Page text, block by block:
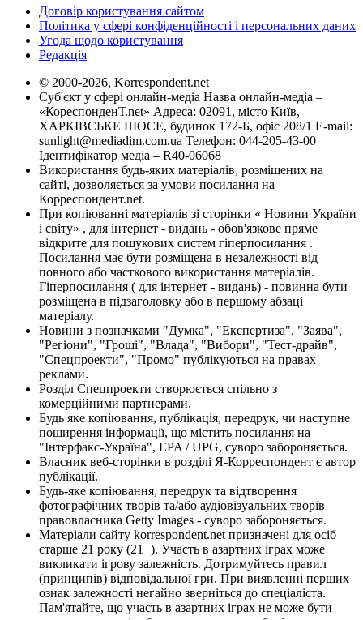
Договір користування сайтом
Політика у сфері конфіденційності і персональних даних
Угода щодо користування
Редакція
© 2000-2026, Korrespondent.net
Суб'єкт у сфері онлайн-медіа Назва онлайн-медіа –
«КореспонденТ.net» Адреса: 02091, місто Київ,
ХАРКІВСЬКЕ ШОСЕ, будинок 172-Б, офіс 208/1 E-mail:
sunlight@mediadim.com.ua Телефон: 044-205-43-00
Ідентифікатор медіа – R40-06068
Використання будь-яких матеріалів, розміщених на
сайті, дозволяється за умови посилання на
Корреспондент.net.
При копіюванні матеріалів зі сторінки « Новини України
і світу» , для інтернет - видань - обов'язкове пряме
відкрите для пошукових систем гіперпосилання .
Посилання має бути розміщена в незалежності від
повного або часткового використання матеріалів.
Гіперпосилання ( для інтернет - видань) - повинна бути
розміщена в підзаголовку або в першому абзаці
матеріалу.
Новини з позначками "Думка", "Експертиза", "Заява",
"Регіони", "Гроші", "Влада", "Вибори", "Тест-драйв",
"Спецпроекти", "Промо" публікуються на правах
реклами.
Розділ Спецпроекти створюється спільно з
комерційними партнерами.
Будь яке копіювання, публікація, передрук, чи наступне
поширення інформації, що містить посилання на
"Інтерфакс-Україна", EPA / UPG, суворо забороняється.
Власник веб-сторінки в розділі Я-Корреспондент є автор
публікації.
Будь-яке копіювання, передрук та відтворення
фотографічних творів та/або аудіовізуальних творів
правовласника Getty Images - суворо забороняється.
Матеріали сайту korrespondent.net призначені для осіб
старше 21 року (21+). Участь в азартних іграх може
викликати ігрову залежність. Дотримуйтесь правил
(принципів) відповідальної гри. При виявленні перших
ознак залежності негайно зверніться до спеціаліста.
Пам'ятайте, що участь в азартних іграх не може бути